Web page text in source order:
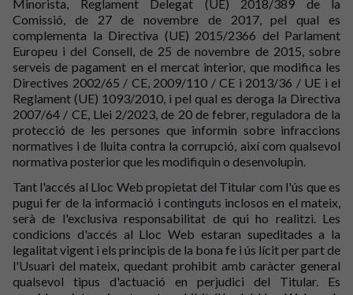
Minorista, Reglament Delegat (UE) 2018/389 de la
Comissió, de 27 de novembre de 2017, pel qual es
complementa la Directiva (UE) 2015/2366 del Parlament
Europeu i del Consell, de 25 de novembre de 2015, sobre
serveis de pagament en el mercat interior, que modifica les
Directives 2002/65 / CE, 2009/110 / CE i 2013/36 / UE i el
Reglament (UE) 1093/2010, i pel qual es deroga la Directiva
2007/64 / CE, Llei 2/2023, de 20 de febrer, reguladora de la
protecció de les persones que informin sobre infraccions
normatives i de lluita contra la corrupció, així com qualsevol
normativa posterior que les modifiquin o desenvolupin.
Tant l'accés al Lloc Web propietat del Titular com l'ús que es
pugui fer de la informació i continguts inclosos en el mateix,
serà de l'exclusiva responsabilitat de qui ho realitzi. Les
condicions d'accés al Lloc Web estaran supeditades a la
legalitat vigent i els principis de la bona fe i ús lícit per part de
l'Usuari del mateix, quedant prohibit amb caràcter general
qualsevol tipus d'actuació en perjudici del Titular. Es